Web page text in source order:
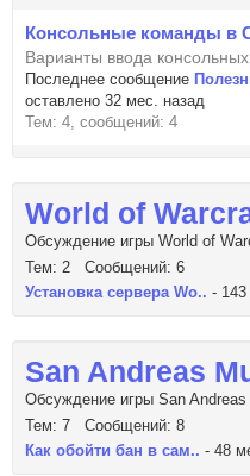
Консольные команды в
Варианты ввода
Последнее сообщение
оставлено 32 мес. назад
Тем: 4, сообщений: 4
World of
Обсуждение игры World of
Тем: 2 Сообщений: 6
Установка сервера Wo.. -
San Andreas
Обсуждение игры San Andreas
Тем: 7 Сообщений: 8
Как обойти бан в сам.. - 48